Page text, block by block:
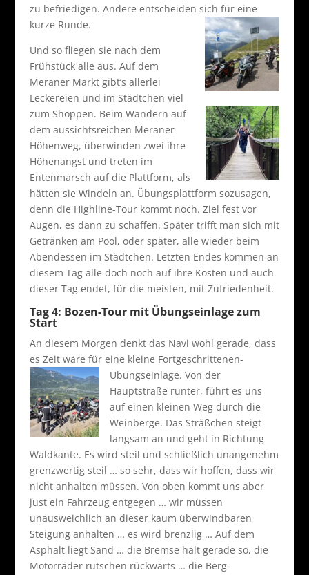
zu befriedigen. Andere entscheiden sich für eine
kurze Runde.
Und so fliegen sie nach dem
Frühstück alle aus. Auf dem
Meraner Markt gibt’s allerlei
Leckereien und im Städtchen viel
zum Shoppen. Beim Wandern auf
dem aussichtsreichen Meraner
Höhenweg, überwinden zwei ihre
Höhenangst und treten im
Entenmarsch auf die Plattform, als
hätten sie Windeln an. Übungsplattform sozusagen,
denn die Highline-Tour kommt noch. Ziel fest vor
Augen, es dann zu schaffen. Später trifft man sich mit
Getränken am Pool, oder später, alle wieder beim
Abendessen im Städtchen. Letzten Endes kommen an
diesem Tag alle doch noch auf ihre Kosten und auch
dieser Tag endet, für die meisten, mit Zufriedenheit.
Tag 4: Bozen-Tour mit Übungseinlage zum
Start
An diesem Morgen denkt das Navi wohl gerade, dass
es Zeit wäre für eine kleine Fortgeschrittenen-
Übungseinlage. Von der
Hauptstraße runter, führt es uns
auf einen kleinen Weg durch die
Weinberge. Das Sträßchen steigt
langsam an und geht in Richtung
Waldkante. Es wird steil und schließlich unangenehm
grenzwertig steil … so sehr, dass wir hoffen, dass wir
nicht anhalten müssen. Von oben kommt uns aber
just ein Fahrzeug entgegen … wir müssen
unausweichlich an dieser kaum überwindbaren
Steigung anhalten … es wird brenzlig … Auf dem
Asphalt liegt Sand … die Bremse hält gerade so, die
Motorräder rutschen rückwärts … die Berg-